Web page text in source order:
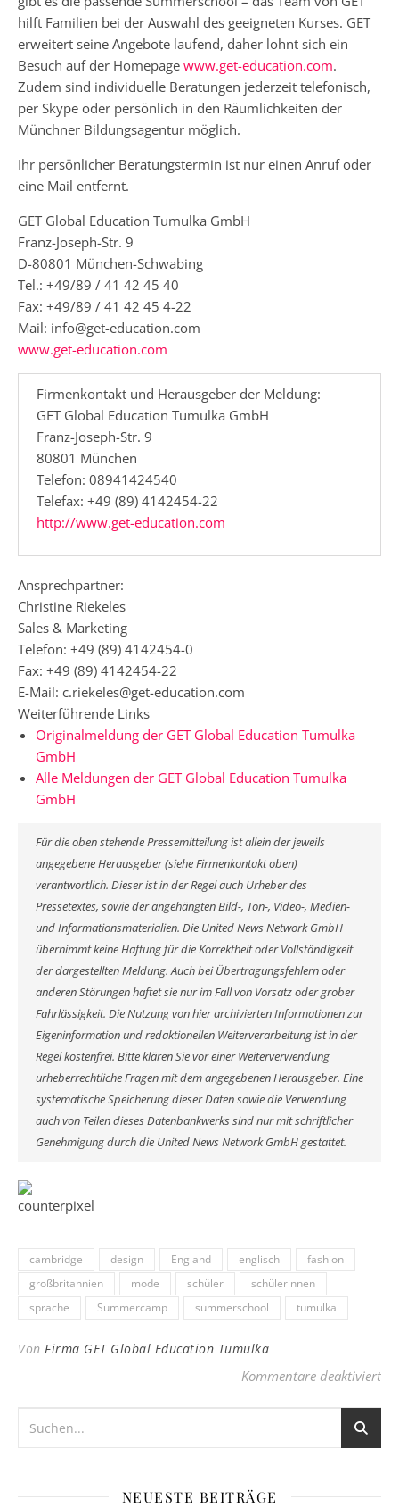
hilft Familien bei der Auswahl des geeigneten Kurses. GET
erweitert seine Angebote laufend, daher lohnt sich ein
Besuch auf der Homepage www.get-education.com.
Zudem sind individuelle Beratungen jederzeit telefonisch,
per Skype oder persönlich in den Räumlichkeiten der
Münchner Bildungsagentur möglich.
Ihr persönlicher Beratungstermin ist nur einen Anruf oder
eine Mail entfernt.
GET Global Education Tumulka GmbH
Franz-Joseph-Str. 9
D-80801 München-Schwabing
Tel.: +49/89 / 41 42 45 40
Fax: +49/89 / 41 42 45 4-22
Mail: info@get-education.com
www.get-education.com
Firmenkontakt und Herausgeber der Meldung:
GET Global Education Tumulka GmbH
Franz-Joseph-Str. 9
80801 München
Telefon: 08941424540
Telefax: +49 (89) 4142454-22
http://www.get-education.com
Ansprechpartner:
Christine Riekeles
Sales & Marketing
Telefon: +49 (89) 4142454-0
Fax: +49 (89) 4142454-22
E-Mail: c.riekeles@get-education.com
Weiterführende Links
Originalmeldung der GET Global Education Tumulka
GmbH
Alle Meldungen der GET Global Education Tumulka
GmbH
Für die oben stehende Pressemitteilung ist allein der jeweils
angegebene Herausgeber (siehe Firmenkontakt oben)
verantwortlich. Dieser ist in der Regel auch Urheber des
Pressetextes, sowie der angehängten Bild-, Ton-, Video-, Medien-
und Informationsmaterialien. Die United News Network GmbH
übernimmt keine Haftung für die Korrektheit oder Vollständigkeit
der dargestellten Meldung. Auch bei Übertragungsfehlern oder
anderen Störungen haftet sie nur im Fall von Vorsatz oder grober
Fahrlässigkeit. Die Nutzung von hier archivierten Informationen zur
Eigeninformation und redaktionellen Weiterverarbeitung ist in der
Regel kostenfrei. Bitte klären Sie vor einer Weiterverwendung
urheberrechtliche Fragen mit dem angegebenen Herausgeber. Eine
systematische Speicherung dieser Daten sowie die Verwendung
auch von Teilen dieses Datenbankwerks sind nur mit schriftlicher
Genehmigung durch die United News Network GmbH gestattet.
cambridge design England englisch
fashion
großbritannien
mode schüler
schülerinnen
sprache
Summercamp summerschool tumulka
Von Firma GET Global Education Tumulka
Kommentare deaktiviertfür
NEUESTE BEITRÄGE